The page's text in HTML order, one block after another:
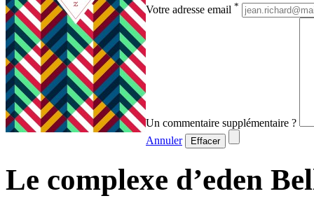
Votre adresse email *
Un commentaire supplémentaire ?
Annuler
Effacer
Le complexe d’eden